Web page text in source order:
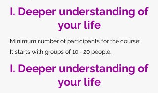
I. Deeper understanding of
your life
Minimum number of participants for the course:
It starts with groups of 10 - 20 people.
I. Deeper understanding of
your life